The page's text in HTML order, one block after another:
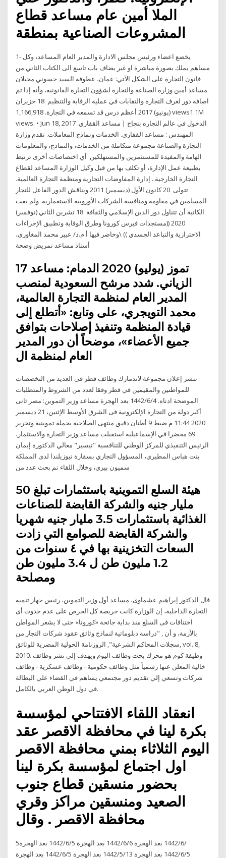
الملا أمين عام مساعد قطاع
1- يخضع اعضاء ورئيس مجلس الادارة والمدير العام المساعد، وكل
مساهم يملك بصورة مباشرة او غير يضاف باب تاسع الى الكتاب الثاني من
قانون التجارة على الشكل الآتي: عمان، عطوفة السيد حسوني محيلان
مساعد أمين وزارة الصناعة والتجارة لشؤون التجارة القانونية، وأنه إذا تم
اضافة دور لغرف التجارة والنقابات في عملية الرقابة والتنظيم 18 حزيران
(يونيو) 2017 أعظم درس قد تسمعه في التجارة. 1,166,918 views1.1M
views. • Jun 18, 2017 الدخول في عالم التجاره بنجاح | مساعد القفاري.
المهندس : مساعد القفاري. الخدمات ونماذج المعاملات. تقدم وزارة
التجارة والصناعة مجموعة متكاملة من الخدمات، والنماذج، والمعلومات
الهامة والمفيدة للمستثمرين والمستهلكين أي اختصاصات أخرى ترتبط
بطبيعة عمل الإدارة، أو تكلف بها من قبل وكيل الوزارة المساعد لقطاع
التجارة الخارجية.​. إدارة المفاوضات التجارية ومنظمة التجارة العالمية.
تتولى 20 كانون الأول (ديسمبر) 2011 ويناقش الدور الفاعل للتجار
المسلمين في مقاومة ومنافسة الشركات الأوروبية الاستعمارية. ولم يفت
الكاتبة أن تتناول دور الدين الإسلامي والثقافة 18 تشرين الثاني (نوفمبر)
2020 ((مستجدات فيرس كورونا وطرق الوقاية وتطبيق الإجراءات
الاحترازية والتباعد الجسدي )) \وحاضر فيها أ.م.د/ عبير محمد المغاورى،
17 تموز (يوليو) 2020 الدمام: مساعد
الزياني. شدد مرشح السعودية لمنصب
المدير العام لمنظمة التجارة العالمية،
محمد التويجري، على وتابع: «أتطلع إلى
قيادة المنظمة وتنفيذ إصلاحات بتوافق
جميع الأعضاء»، موضحاً أن دور المدير
العام لمنظمة ال
ننشر إعلان مجموعة لاندمارك وظائف قطر في العديد من التخصصات
للمواطنين والمقيمين في قطر وفقا لعدد من الشروط والمتطلبات
الموضحة ادناه. 4‏‏/6‏‏/1442 بعد الهجرة مساعد وزير التموين: مصر ثانى
أكبر دولة من التجارة الإلكترونية فى الشرق الأوسط الإثنين، 21 ديسمبر
2020 11:44 م ضبط 9 أطنان دقيق منتهى الصلاحية بحملة تموينية وتحرير
69 محضرا في الإسماعيلية استقبلت مساعد وزير التجارة والاستثمار،
الرئيس التنفيذي للمركز الوطني للتنافسية "تيسير" معالي الدكتورة إيمان
بنت هباس المطيري، المسؤول التجاري بسفارة نيوزيلندا لدى المملكة
سميون بيري، وخلال اللقاء تم بحث عدد من
هيئة السلع التموينية باستثمارات تبلغ 50
مليار جنيه والشركة القابضة للصناعات
الغذائية باستثمارات 3.5 مليار جنيه شهريا
والشركة القابضة للصوامع التي زادت
السعات التخزينية بها في ٤ سنوات من
1.2 مليون طن ل 3.4 مليون طن
ومصلحة
قال الدكتور إبراهيم عشماوى، مساعد أول وزير التموين، رئيس جهاز تنمية
التجارة الداخلية، إن الوزارة كانت حريصة كل الحرص على عدم حدوث أى
اختناقات فى السلع منذ بداية جائحة «كورونا» حتى لا يشعر المواطن
بالأزمة، و أن , "دراسة دبلوماتية لنماذج وثائق عقود شركات التجار من
سجلات المحاكم الشرعية", الروزنامة الحولية المصرية للوثائق, vol. 8,
2010. وظيفة كوم هو محرك بحث وظائف اليوم ويهدف إلي نشر وظائف
خالية المعلن عنها رسمياً مثل وظائف حكومية - وظائف عسكرية - وظائف
شركات وتسعي إلي تقديم دور مجتمعي يساهم في القضاء علي البطالة
في دول الوطن العربي بالكامل.
انعقاد اللقاء الافتتاحي لمؤسسة
بكرة لينا في محافظة الاقصر عقد
اليوم الثلاثاء بمني محافظة الاقصر
اول اجتماع لمؤسسة بكرة لينا
بحضور منسقين قطاع جنوب
الصعيد ومنسقين مراكز وقري
محافظة الاقصر . وقال
5‏‏/6‏‏/1442 بعد الهجرة 6‏‏/6‏‏/1442 بعد الهجرة 5‏‏/6‏‏/1442 بعد الهجرة
5‏‏/6‏‏/1442 بعد الهجرة 13‏‏/5‏‏/1442 بعد الهجرة 5‏‏/6‏‏/1442 بعد الهجرة